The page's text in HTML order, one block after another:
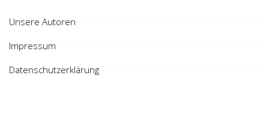
Unsere Autoren
Impressum
Datenschutzerklärung